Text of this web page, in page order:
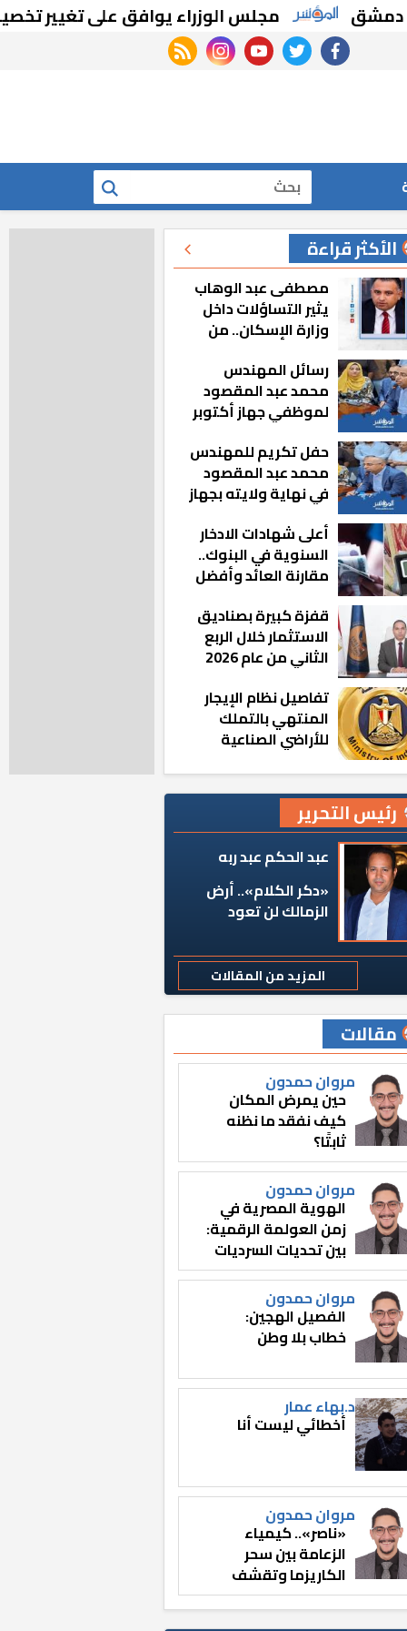
مجلس الوزراء يوافق على تغيير تخصيص
facebook
twitter
youtube
instagram
rss feed
بحث
الأكثر قراءة
مصطفى عبد الوهاب
يثير التساؤلات داخل
وزارة الإسكان.. من
المناصب؟
رسائل المهندس
محمد عبد المقصود
لموظفي جهاز أكتوبر
مشيت والمدينة
رجعت للخلف»
حفل تكريم للمهندس
محمد عبد المقصود
في نهاية ولايته بجهاز
أعلى شهادات الادخار
السنوية في البنوك..
مقارنة العائد وأفضل
قفزة كبيرة بصناديق
الاستثمار خلال الربع
الثاني من عام 2026
تفاصيل نظام الإيجار
المنتهي بالتملك
للأراضي الصناعية
رئيس التحرير
عبد الحكم عبد ربه
«دكر الكلام».. أرض
الزمالك لن تعود
المزيد من المقالات
مقالات
مروان حمدون
حين يمرض المكان
كيف نفقد ما نظنه
ثابتًا؟
مروان حمدون
الهوية المصرية في
زمن العولمة الرقمية:
بين تحديات السرديات
وصناعة الوعي
مروان حمدون
الفصيل الهجين:
خطاب بلا وطن
د.بهاء عمار
أخطائي ليست أنا
مروان حمدون
«ناصر».. كيمياء
الزعامة بين سحر
الكاريزما وتقشف
الثائر